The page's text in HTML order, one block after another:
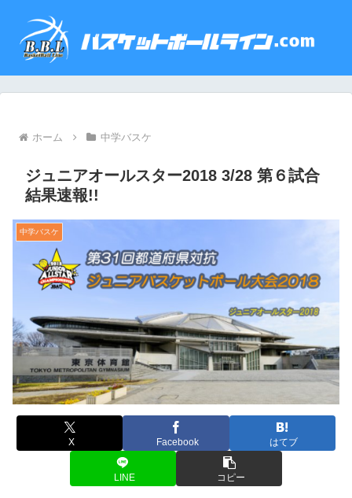
ホーム 中学バスケ
ジュニアオールスター2018 3/28 第６試合
結果速報!!
中学バスケ
X Facebook はてブ
LINE コピー